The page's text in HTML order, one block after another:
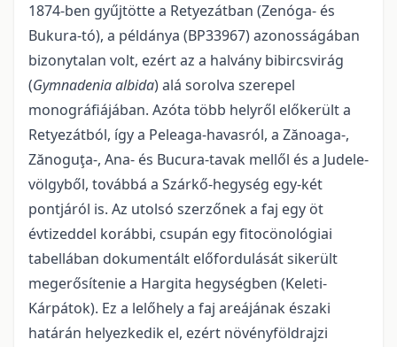
1874-ben gyűjtötte a Retyezátban (Zenóga- és
Bukura-tó), a példánya (BP33967) azonosságában
bizonytalan volt, ezért az a halvány bibircsvirág
(Gymnadenia albida) alá sorolva szerepel
monográfiájában. Azóta több helyről előkerült a
Retyezátból, így a Peleaga-havasról, a Zănoaga-,
Zănoguţa-, Ana- és Bucura-tavak mellől és a Judele-
völgyből, továbbá a Szárkő-hegység egy-két
pontjáról is. Az utolsó szerzőnek a faj egy öt
évtizeddel korábbi, csupán egy fitocönológiai
tabellában dokumentált előfordulását sikerült
megerősítenie a Hargita hegységben (Keleti-
Kárpátok). Ez a lelőhely a faj areájának északi
határán helyezkedik el, ezért növényföldrajzi